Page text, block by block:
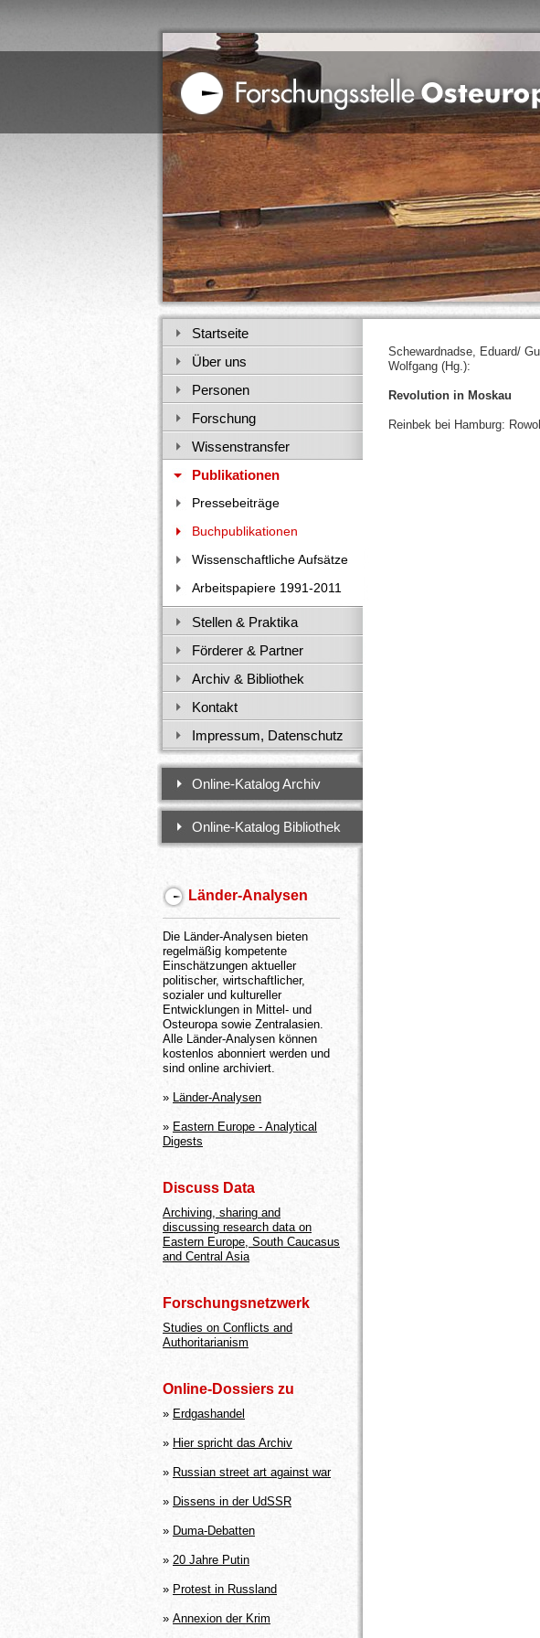
Schewardnadse, Eduard/
Wolfgang (Hg.):
Revolution in Moskau
Reinbek bei Hamburg:
Startseite
Über uns
Personen
Forschung
Wissenstransfer
Publikationen
Pressebeiträge
Buchpublikationen
Wissenschaftliche Aufsätze
Arbeitspapiere 1991-2011
Stellen & Praktika
Förderer & Partner
Archiv & Bibliothek
Kontakt
Impressum, Datenschutz
Online-Katalog Archiv
Online-Katalog Bibliothek
Länder-Analysen
Die Länder-Analysen bieten
regelmäßig kompetente
Einschätzungen aktueller
politischer, wirtschaftlicher,
sozialer und kultureller
Entwicklungen in Mittel- und
Osteuropa sowie Zentralasien.
Alle Länder-Analysen können
kostenlos abonniert werden und
sind online archiviert.
» Länder-Analysen
» Eastern Europe - Analytical
Digests
Discuss Data
Archiving, sharing and
discussing research data on
Eastern Europe, South Caucasus
and Central Asia
Forschungsnetzwerk
Studies on Conflicts and
Authoritarianism
Online-Dossiers zu
» Erdgashandel
» Hier spricht das Archiv
» Russian street art against war
» Dissens in der UdSSR
» Duma-Debatten
» 20 Jahre Putin
» Protest in Russland
» Annexion der Krim